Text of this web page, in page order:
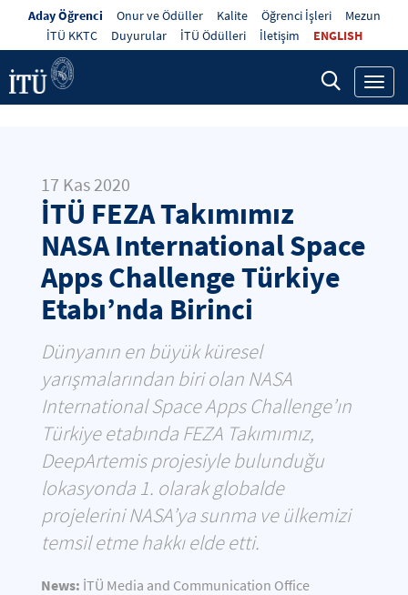
Aday Öğrenci Onur ve Ödüller Kalite Öğrenci İşleri
Mezun
İTÜ KKTC
Duyurular İTÜ Ödülleri İletişim ENGLISH
17 Kas 2020
İTÜ FEZA Takımımız
NASA International Space
Apps Challenge Türkiye
Etabı’nda Birinci
Dünyanın en büyük küresel
yarışmalarından biri olan NASA
International Space Apps Challenge’ın
Türkiye etabında FEZA Takımımız,
DeepArtemis projesiyle bulunduğu
lokasyonda 1. olarak globalde
projelerini NASA’ya sunma ve ülkemizi
temsil etme hakkı elde etti.
News: İTÜ Media and Communication Office